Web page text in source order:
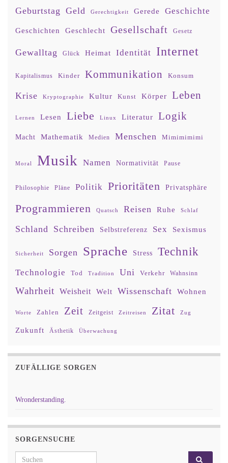
Geburtstag Geld Gerechtigkeit Gerede Geschichte
Geschichten Geschlecht Gesellschaft Gesetz
Gewalltag Glück Heimat Identität Internet
Kapitalismus Kinder Kommunikation Konsum
Krise Kryptographie Kultur Kunst Körper Leben
Lernen Lesen Liebe Linux Literatur Logik
Macht Mathematik Medien Menschen Mimimimimi
Moral Musik Namen Normativität Pause
Philosophie Pläne Politik Prioritäten Privatsphäre
Programmieren Quatsch Reisen Ruhe Schlaf
Schland Schreiben Selbstreferenz Sex Sexismus
Sicherheit Sorgen Sprache Stress Technik
Technologie Tod Tradition Uni Verkehr Wahnsinn
Wahrheit Weisheit Welt Wissenschaft Wohnen
Worte Zahlen Zeit Zeitgeist Zeitreisen Zitat Zug
Zukunft Ästhetik Überwachung
ZUFÄLLIGE SORGEN
Wronderstanding.
SORGENSUCHE
Search for: